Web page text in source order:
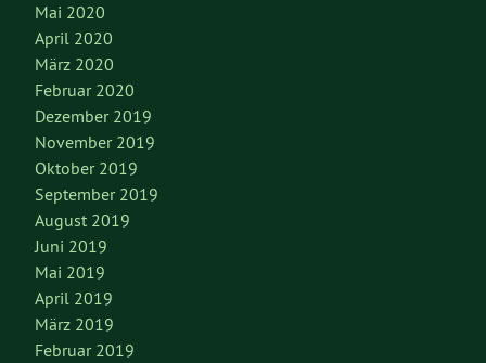
Mai 2020
April 2020
März 2020
Februar 2020
Dezember 2019
November 2019
Oktober 2019
September 2019
August 2019
Juni 2019
Mai 2019
April 2019
März 2019
Februar 2019